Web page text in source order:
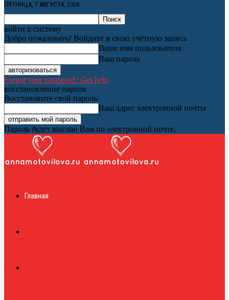
ПЯТНИЦА, 7 АВГУСТА, 2026
войти в систему
Добро пожаловать! Войдите в свою учётную запись
Ваше имя пользователя
Ваш пароль
Forgot your password? Get help
восстановление пароля
Восстановите свой пароль
Ваш адрес электронной почты
Пароль будет выслан Вам по электронной почте.
журналГлавная